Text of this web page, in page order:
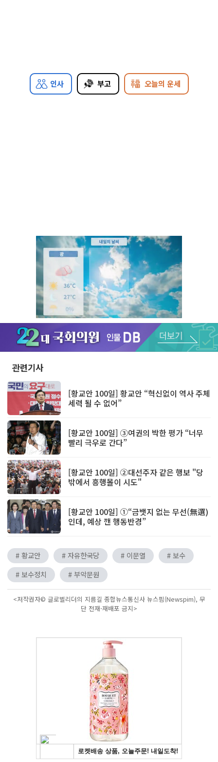
인사 부고 오늘의 운세
Unmute
관련기사
[황교안 100일] 황교안 “혁신없이 역사 주체
세력 될 수 없어”
[황교안 100일] ③여권의 박한 평가 “너무
빨리 극우로 간다”
[황교안 100일] ②대선주자 같은 행보 "당
밖에서 흥행몰이 시도"
[황교안 100일] ①“금뱃지 없는 무선(無選)
인데, 예상 깬 행동반경”
# 황교안 # 자유한국당 # 이문열
# 보수
# 보수정치
# 부악문원
<저작권자© 글로벌리더의 지름길 종합뉴스통신사 뉴스핌(Newspim), 무
단 전재-재배포 금지>